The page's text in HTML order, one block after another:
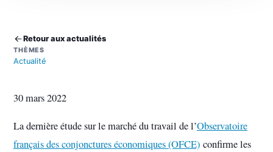
Retour aux actualités
THÈMES
Actualité
30 mars 2022
La dernière étude sur le marché du travail de l’Observatoire
français des conjonctures économiques (OFCE) confirme les